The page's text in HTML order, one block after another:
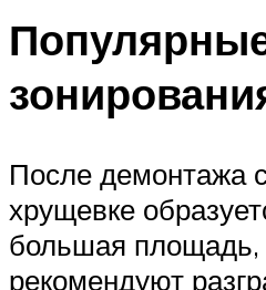
После демонтажа
хрущевке
большая площадь,
рекомендуют